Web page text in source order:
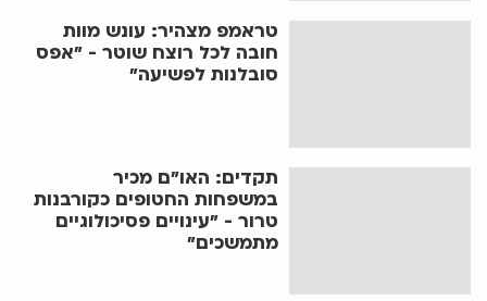
טראמפ מצהיר: עונש מוות
חובה לכל רוצח שוטר - "אפס
סובלנות לפשיעה"
תקדים: האו"ם מכיר
במשפחות החטופים כקורבנות
טרור - "עינויים פסיכולוגיים
מתמשכים"